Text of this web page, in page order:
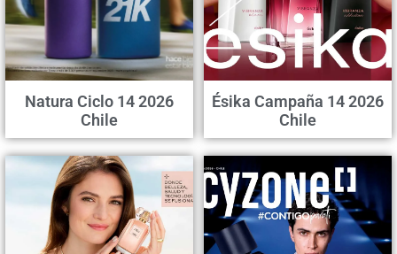
Natura Ciclo 14 2026
Chile
Ésika Campaña 14 2026
Chile